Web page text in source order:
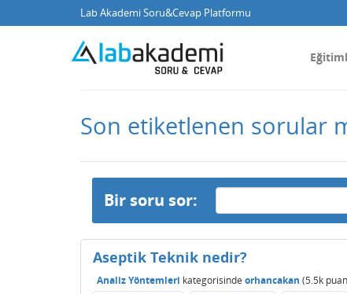
Lab Akademi Soru&Cevap Platformu
Son etiketlenen sorular
Bir soru sor:
Aseptik Teknik nedir?
Analiz Yöntemleri kategorisinde orhancakan (5.5k